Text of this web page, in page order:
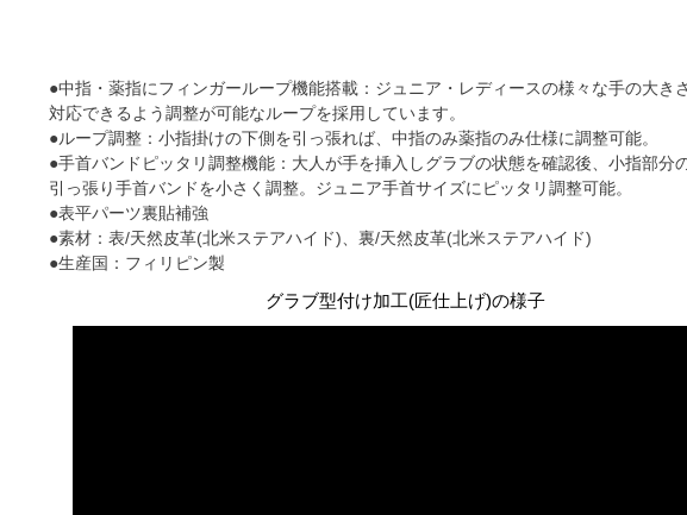
●中指・薬指にフィンガーループ機能搭載：ジュニア・レディースの様々な手の大き
対応できるよう調整が可能なループを採用しています。
●ループ調整：小指掛けの下側を引っ張れば、中指のみ薬指のみ仕様に調整可能。
●手首バンドピッタリ調整機能：大人が手を挿入しグラブの状態を確認後、小指部分
引っ張り手首バンドを小さく調整。ジュニア手首サイズにピッタリ調整可能。
●表平パーツ裏貼補強
●素材：表/天然皮革(北米ステアハイド)、裏/天然皮革(北米ステアハイド)
●生産国：フィリピン製
グラブ型付け加工(匠仕上げ)の様子